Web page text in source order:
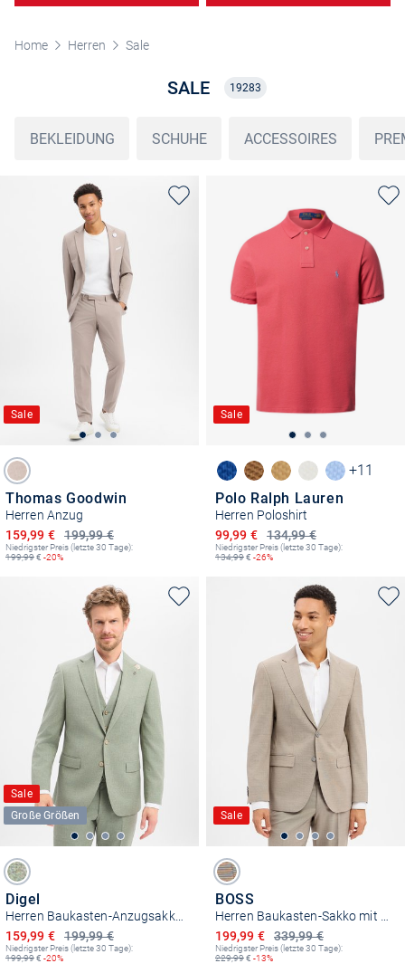
Home Herren Sale
SALE 19283
BEKLEIDUNG SCHUHE ACCESSOIRES
Sale
Thomas Goodwin
Herren Anzug
199,99 €
Ermäßigter Preis
159,99 €
Niedrigster Preis (letzte 30 Tage):
199,99€ -20%
Sale
+11
Polo Ralph Lauren
Herren Poloshirt
134,99 €
Ermäßigter Preis
99,99 €
Niedrigster Preis (letzte 30 Tage):
134,99€ -26%
Sale
Große Größen
Digel
Herren Baukasten-Anzugsakko - Ezzo-G
199,99 €
Ermäßigter Preis
159,99 €
Niedrigster Preis (letzte 30 Tage):
199,99€ -20%
Sale
BOSS
339,99 €
Ermäßigter Preis
199,99 €
Niedrigster Preis (letzte 30 Tage):
229,99€ -13%